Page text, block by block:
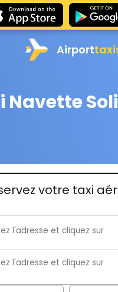
Airport
Navette
votre taxi